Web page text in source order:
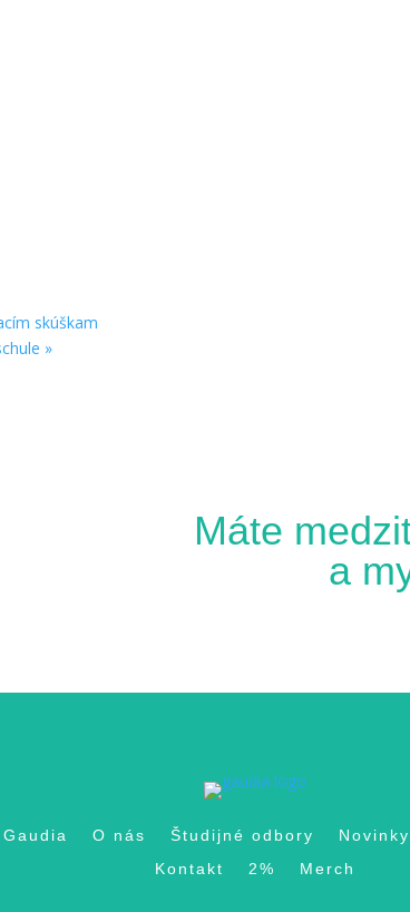
skúškam
»
Máte
a
Gaudia O nás Študijné odbory
Kontakt
2% Merch